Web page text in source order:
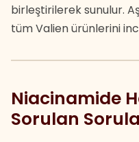
birleştirilerek sunulur.
tüm Valien ürünlerini
Niacinamide
Sorulan